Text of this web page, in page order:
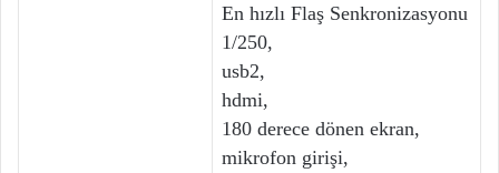
En hızlı Flaş Senkronizasyonu
1/250,
usb2,
hdmi,
180 derece dönen ekran,
mikrofon girişi,